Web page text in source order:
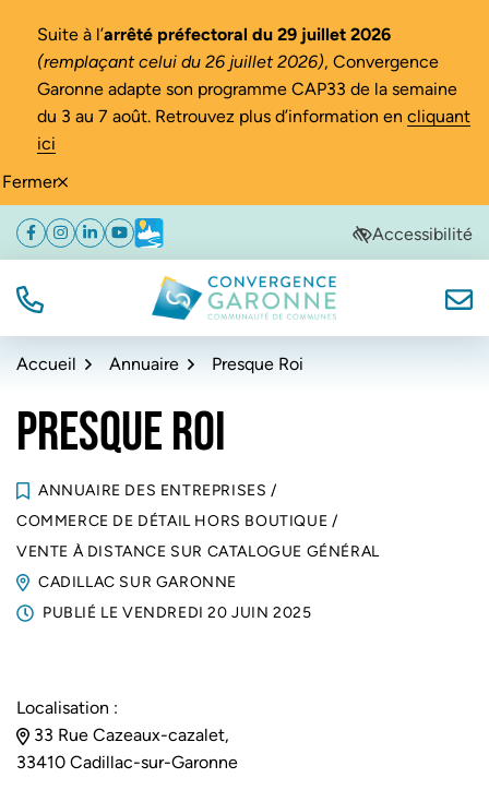
Fermer
Suite à l’arrêté préfectoral du 29 juillet 2026
(remplaçant celui du 26 juillet 2026), Convergence
Garonne adapte son programme CAP33 de la semaine
du 3 au 7 août. Retrouvez plus d’information en cliquant
ici
Aller
navigation
Aller
au
Aller
au
de
Facebook
(ouverture dans un nouvel onglet)
Instagram
(ouverture dans un nouvel onglet)
Linkedin
(ouverture dans un nouvel onglet)
YouTube
(ouverture dans un nouvel onglet)
Météo
(ouverture dans un nouvel onglet)Accessibilité
TÉL. Convergence Garonne
Accueil Annuaire Presque Roi
PRESQUE ROI
ANNUAIRE DES ENTREPRISES /
COMMERCE DE DÉTAIL HORS BOUTIQUE /
VENTE À DISTANCE SUR CATALOGUE GÉNÉRAL
CADILLAC SUR GARONNE
PUBLIÉ LE VENDREDI 20 JUIN 2025
Localisation :
33 Rue Cazeaux-cazalet,
33410 Cadillac-sur-Garonne